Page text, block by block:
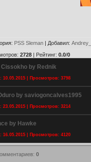
: PSS Sleman | Добавил:
: 2728 | Рейтинг: 0.0/0
by Rednik
10.05.2015 | Просмотров: 3798
by saviogoncalves1995
23.05.2015 | Просмотров: 3214
by Hawke
16.05.2015 | Просмотров: 4120
: 0